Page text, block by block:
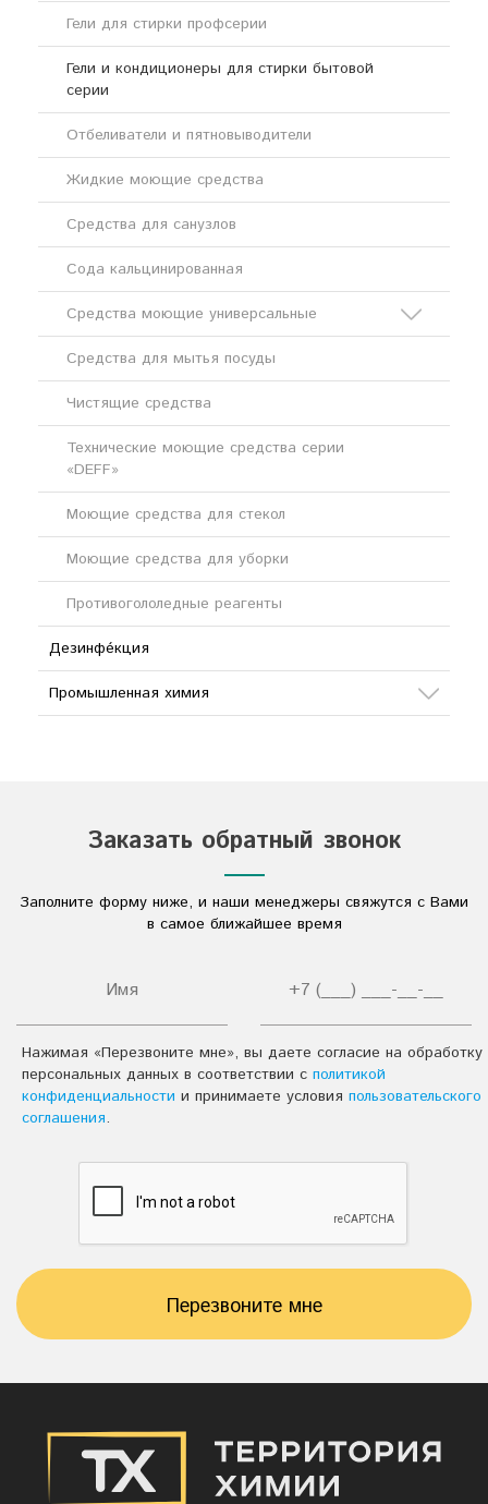
Гели для стирки профсерии
Гели и кондиционеры для стирки бытовой
серии
Отбеливатели и пятновыводители
Жидкие моющие средства
Средства для санузлов
Сода кальцинированная
Средства моющие универсальные
Кислотные моющие средства
Щелочные моющие средства
Средства для мытья посуды
Чистящие средства
Технические моющие средства серии
«DEFF»
Моющие средства для стекол
Моющие средства для уборки
Противогололедные реагенты
Дезинфе́кция
Промышленная химия
Соли
Дезинфицирующие средства
Другое
Заказать обратный звонок
Заполните форму ниже, и наши менеджеры свяжутся с Вами
в самое ближайшее время
Нажимая «Перезвоните мне», вы даете согласие на обработку
персональных данных в соответствии с политикой
конфиденциальности и принимаете условия пользовательского
соглашения.
Перезвоните мне